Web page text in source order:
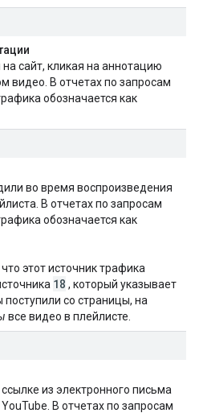
сайт, кликая на аннотацию
видео. В отчетах по запросам
обозначается как
во время воспроизведения
В отчетах по запросам
обозначается как
этот источник трафика
18 , который указывает
поступили со страницы, на
все видео в плейлисте.
из электронного письма
В отчетах по запросам